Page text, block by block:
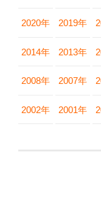
2020年 2019年
2014年 2013年
2008年 2007年
2002年 2001年